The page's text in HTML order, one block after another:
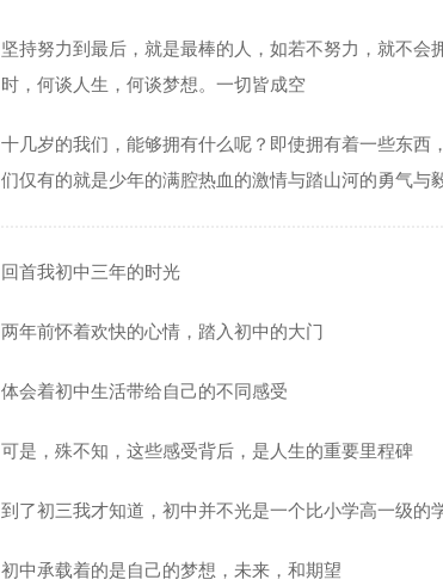
坚持努力到最后，就是最棒的人，如若不努力，就不会
时，何谈人生，何谈梦想。一切皆成空
十几岁的我们，能够拥有什么呢？即使拥有着一些东西
们仅有的就是少年的满腔热血的激情与踏山河的勇气与
回首我初中三年的时光
两年前怀着欢快的心情，踏入初中的大门
体会着初中生活带给自己的不同感受
可是，殊不知，这些感受背后，是人生的重要里程碑
到了初三我才知道，初中并不光是一个比小学高一级的
初中承载着的是自己的梦想，未来，和期望